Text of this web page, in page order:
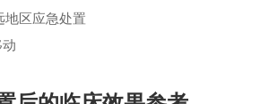
地区应急处置